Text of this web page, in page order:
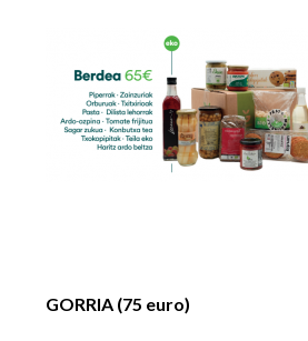
GORRIA (75 euro)